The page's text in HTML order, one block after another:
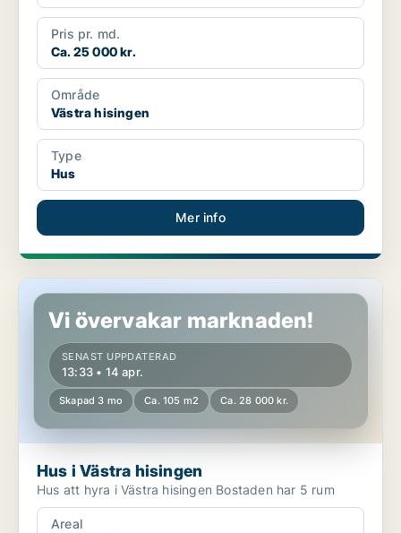
Pris pr. md.
Ca. 25 000 kr.
Område
Västra hisingen
Type
Hus
Mer info
Hus i Västra hisingen
Vi övervakar marknaden!
SENAST UPPDATERAD
13:33 • 14 apr.
Skapad 3 mo Ca. 105 m2 Ca. 28 000 kr.
Hus i Västra hisingen
Hus att hyra i Västra hisingen Bostaden har 5 rum
Areal